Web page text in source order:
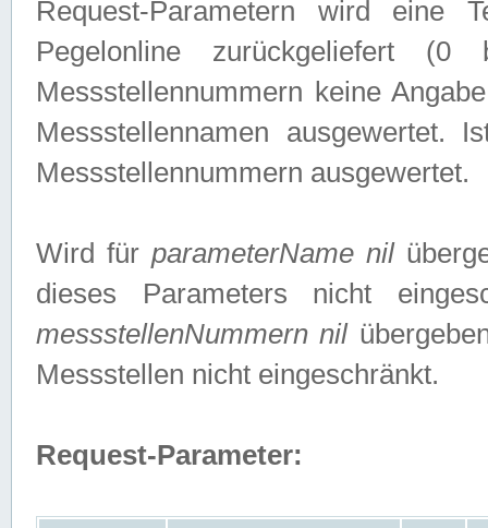
Request-Parametern wird eine
Pegelonline zurückgeliefert
Messstellennummern keine
Messstellennamen ausgewertet.
Messstellennummern ausgewertet.
Wird fürparameterName nil
dieses Parameters nicht
messstellenNummern nil
Messstellen nicht eingeschränkt.
Request-Parameter: